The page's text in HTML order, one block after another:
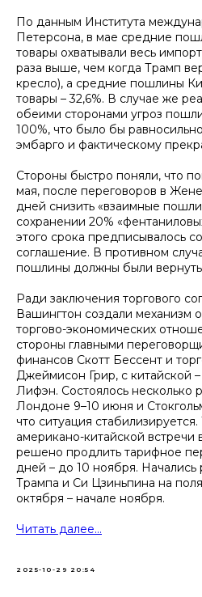
По данным Института
Петерсона, в мае средние
товары охватывали весь импорт
раза выше, чем когда Трамп
кресло), а средние пошлины
товары – 32,6%. В случае же
обеими сторонами угроз
100%, что было бы
эмбарго и фактическому
Стороны быстро поняли, что
мая, после переговоров в
дней снизить «взаимные
сохранении 20%
этого срока предписывалось
соглашение. В противном
пошлины должны были
Ради заключения торгового
Вашингтон создали механизм
торгово-экономических
стороны главными
финансов Скотт Бессент и
Джеймисон Грир, с китайской
Лифэн. Состоялось несколько
Лондоне 9–10 июня и
что ситуация стабилизируется.
американо-китайской встречи
решено продлить тарифное
дней – до 10 ноября. Начались
Трампа и Си Цзиньпина на
октября – начале ноября.
Читать далее...
2025-10-29 20:54